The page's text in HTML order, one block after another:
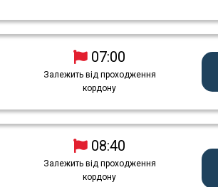
07:00
Залежить від проходження
кордону
08:40
Залежить від проходження
кордону